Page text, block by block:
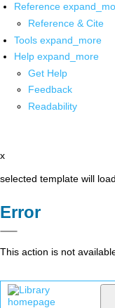
Reference
Reference & Cite
Tools expand_more
Help expand_more
Get Help
Feedback
Readability
x
selected template will
Error
This action is not